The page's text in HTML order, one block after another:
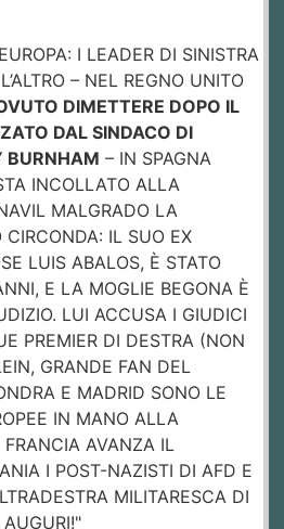
I LEADER DI SINISTRA
– NEL REGNO UNITO
DIMETTERE DOPO IL
DAL SINDACO DI
BURNHAM – IN SPAGNA
INCOLLATO ALLA
MALGRADO LA
IL SUO EX
LUIS ABALOS, È STATO
E LA MOGLIE BEGONA È
LUI ACCUSA I GIUDICI
PREMIER DI DESTRA (NON
GRANDE FAN DEL
E MADRID SONO LE
IN MANO ALLA
AVANZA IL
I POST-NAZISTI DI AFD E
MILITARESCA DI